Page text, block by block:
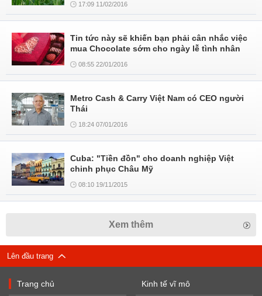
17:09 11/02/2016
Tin tức này sẽ khiến bạn phải cân nhắc việc
mua Chocolate sớm cho ngày lễ tình nhân
08:55 22/01/2016
Metro Cash & Carry Việt Nam có CEO người
Thái
18:24 07/01/2016
Cuba: "Tiền đồn" cho doanh nghiệp Việt
chinh phục Châu Mỹ
08:10 19/11/2015
Xem thêm
Lên đầu trang
Trang chủ Kinh tế vĩ mô